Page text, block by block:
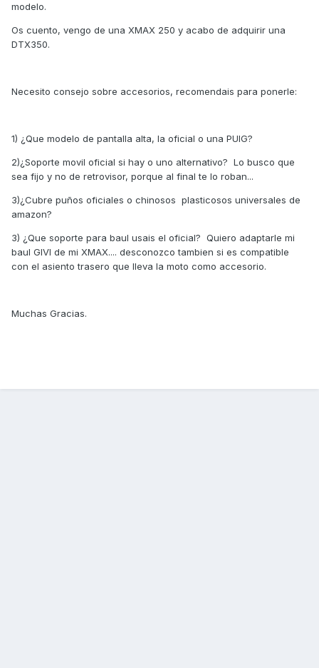
modelo.
Os cuento, vengo de una XMAX 250 y acabo de adquirir una
DTX350.
Necesito consejo sobre accesorios, recomendais para ponerle:
1) ¿Que modelo de pantalla alta, la oficial o una PUIG?
2)¿Soporte movil oficial si hay o uno alternativo? Lo busco que
sea fijo y no de retrovisor, porque al final te lo roban...
3)¿Cubre puños oficiales o chinosos plasticosos universales de
amazon?
3) ¿Que soporte para baul usais el oficial? Quiero adaptarle mi
baul GIVI de mi XMAX.... desconozco tambien si es compatible
con el asiento trasero que lleva la moto como accesorio.
Muchas Gracias.